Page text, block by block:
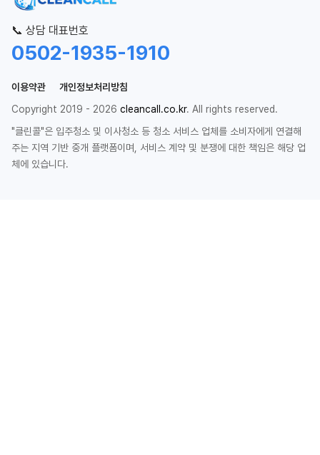
📞 상담 대표번호
0502-1935-1910
이용약관
개인정보처리방침
Copyright 2019 - 2026 cleancall.co.kr. All rights reserved.
"클린콜"은 입주청소 및 이사청소 등 청소 서비스 업체를 소비자에게 연결해
주는 지역 기반 중개 플랫폼이며, 서비스 계약 및 분쟁에 대한 책임은 해당 업
체에 있습니다.